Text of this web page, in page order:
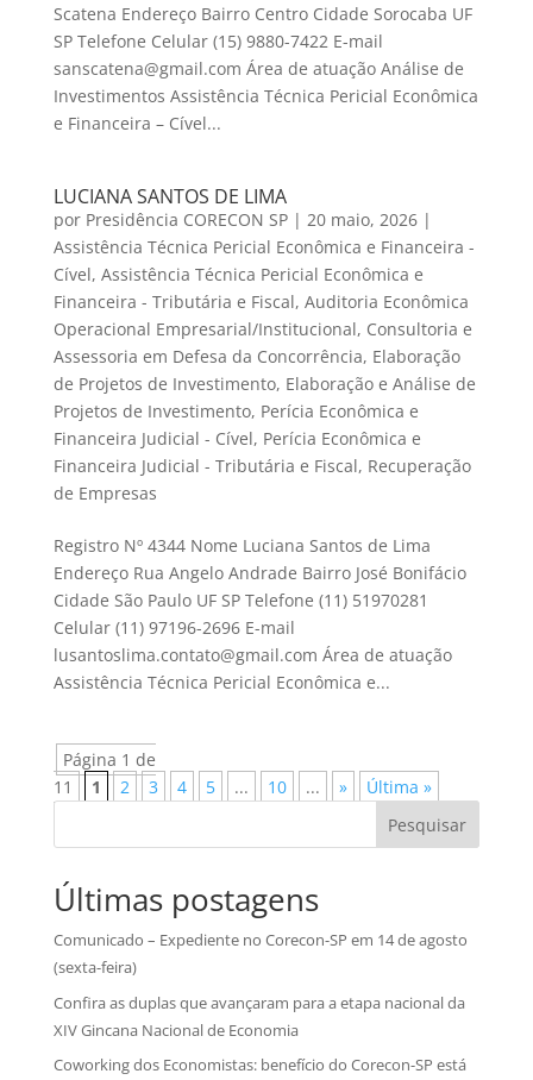
Scatena Endereço Bairro Centro Cidade Sorocaba UF
SP Telefone Celular (15) 9880-7422 E-mail
sanscatena@gmail.com Área de atuação Análise de
Investimentos Assistência Técnica Pericial Econômica
e Financeira – Cível...
LUCIANA SANTOS DE LIMA
por Presidência CORECON SP| 20 maio, 2026|
Assistência Técnica Pericial Econômica e Financeira -
Cível, Assistência Técnica Pericial Econômica e
Financeira - Tributária e Fiscal, Auditoria Econômica
Operacional Empresarial/Institucional, Consultoria e
Assessoria em Defesa da Concorrência, Elaboração
de Projetos de Investimento, Elaboração e Análise de
Projetos de Investimento, Perícia Econômica e
Financeira Judicial - Cível, Perícia Econômica e
Financeira Judicial - Tributária e Fiscal, Recuperação
de Empresas
Registro Nº 4344 Nome Luciana Santos de Lima
Endereço Rua Angelo Andrade Bairro José Bonifácio
Cidade São Paulo UF SP Telefone (11) 51970281
Celular (11) 97196-2696 E-mail
lusantoslima.contato@gmail.com Área de atuação
Assistência Técnica Pericial Econômica e...
Página 1 de
11
1 2 3 4 5 ... 10 ... »
Última »
Pesquisar
Últimas postagens
Comunicado – Expediente no Corecon-SP em 14 de agosto
(sexta-feira)
Confira as duplas que avançaram para a etapa nacional da
XIV Gincana Nacional de Economia
Coworking dos Economistas: benefício do Corecon-SP está